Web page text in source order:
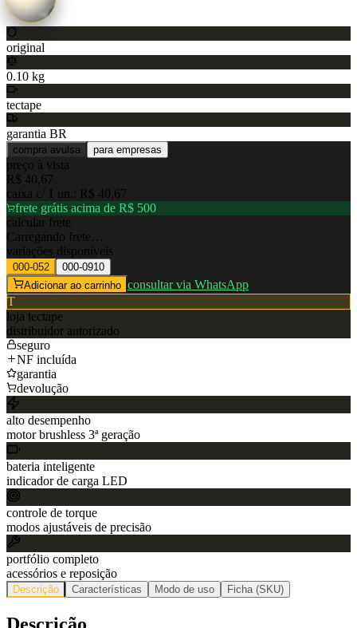
original
0.10 kg
tectape
garantia BR
compra avulsa para empresas
preço à vista
R$ 40,67
caixa c/
1 un.: R$ 40,67
frete grátis acima de R$ 500
calcular frete
Carregando frete…
variações disponíveis
000-052
000-0910
Adicionar ao carrinho consultar via WhatsApp
T
loja tectape
distribuidor autorizado
seguro
NF incluída
garantia
devolução
alto desempenho
motor brushless 3ª geração
bateria inteligente
indicador de carga LED
controle de torque
modos ajustáveis de precisão
portfólio completo
acessórios e reposição
Descrição Características Modo de uso Ficha (SKU)
Descrição